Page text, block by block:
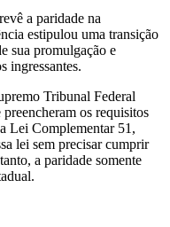
a paridade na
estipulou uma transição
sua promulgação e
ingressantes.
Tribunal Federal
os requisitos
Lei Complementar 51,
lei sem precisar cumprir
a paridade somente